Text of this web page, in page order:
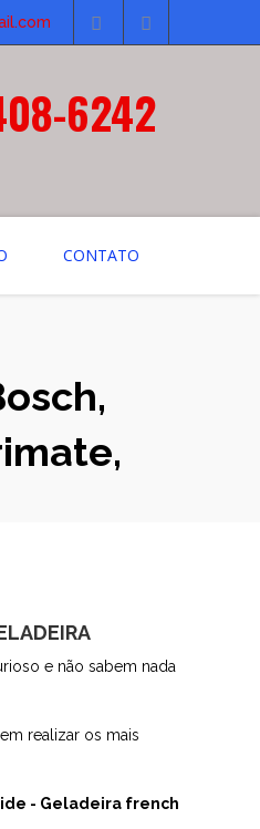
6242
CONTATO
e não sabem nada
realizar os mais
- Geladeira french